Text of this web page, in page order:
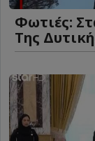
Φωτιές:
Της